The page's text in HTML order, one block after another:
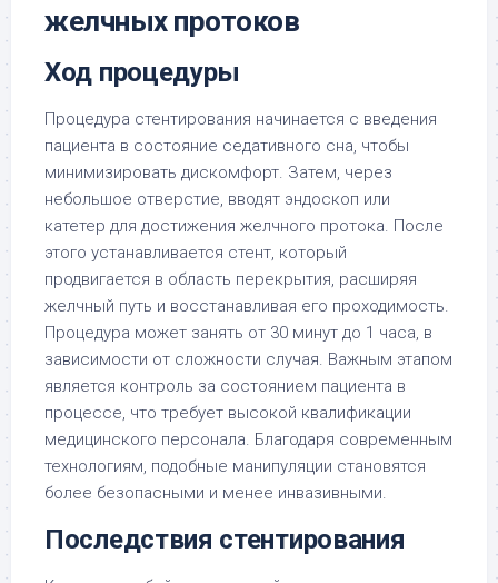
желчных протоков
Ход процедуры
Процедура стентирования начинается с введения
пациента в состояние седативного сна, чтобы
минимизировать дискомфорт. Затем, через
небольшое отверстие, вводят эндоскоп или
катетер для достижения желчного протока. После
этого устанавливается стент, который
продвигается в область перекрытия, расширяя
желчный путь и восстанавливая его проходимость.
Процедура может занять от 30 минут до 1 часа, в
зависимости от сложности случая. Важным этапом
является контроль за состоянием пациента в
процессе, что требует высокой квалификации
медицинского персонала. Благодаря современным
технологиям, подобные манипуляции становятся
более безопасными и менее инвазивными.
Последствия стентирования